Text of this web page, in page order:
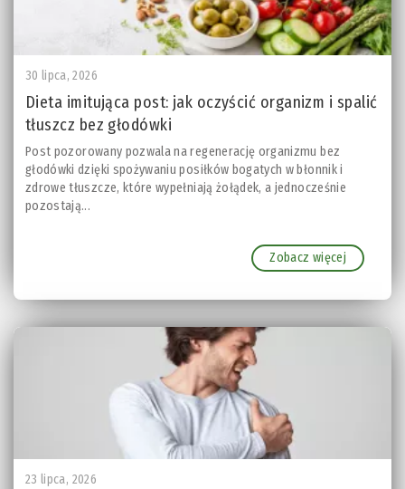
30 lipca, 2026
Dieta imitująca post: jak oczyścić organizm i spalić
tłuszcz bez głodówki
Post pozorowany pozwala na regenerację organizmu bez
głodówki dzięki spożywaniu posiłków bogatych w błonnik i
zdrowe tłuszcze, które wypełniają żołądek, a jednocześnie
pozostają...
Zobacz więcej
23 lipca, 2026